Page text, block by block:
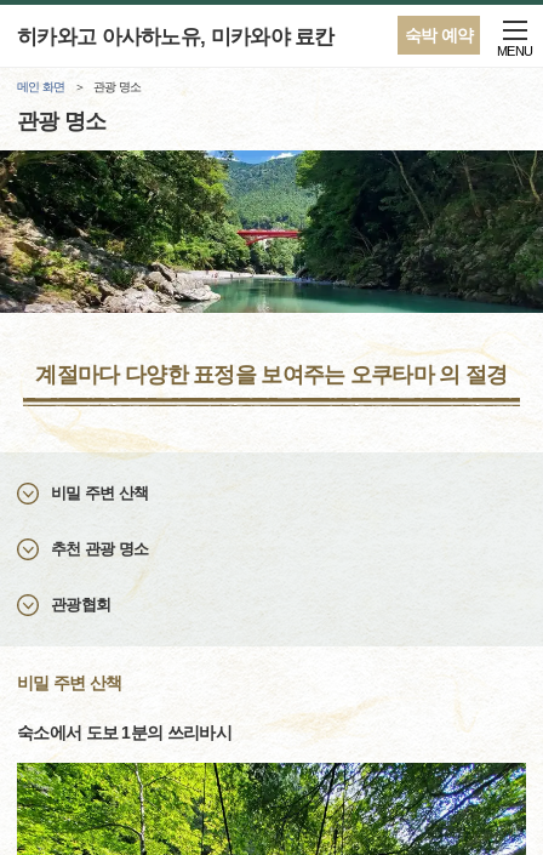
숙박 예약
히카와고 아사하노유, 미카와야 료칸
MENU
메인 화면 관광 명소
관광 명소
계절마다 다양한 표정을 보여주는 오쿠타마 의 절경
비밀 주변 산책
추천 관광 명소
관광협회
비밀 주변 산책
숙소에서 도보 1분의 쓰리바시